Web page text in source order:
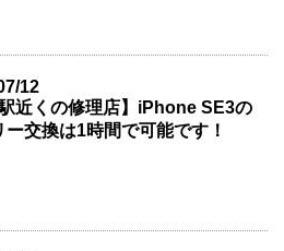
12
駅近くの修理店】iPhone SE3の
ー交換は1時間で可能です！